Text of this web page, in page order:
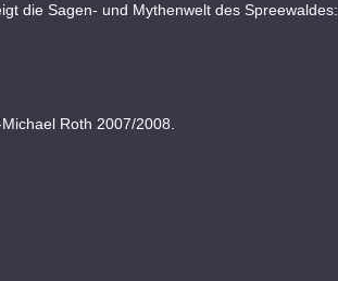
die Sagen- und Mythenwelt des Spreewaldes:
Roth 2007/2008.